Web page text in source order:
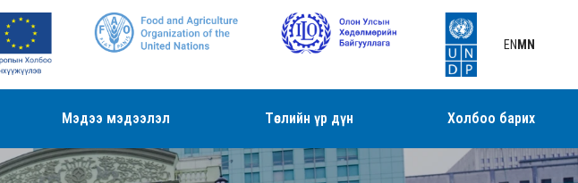
EN MN
Мэдээ мэдээлэл Төслийн үр дүн Холбоо барих